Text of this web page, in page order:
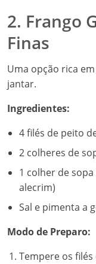
2. Frango
Finas
Uma opção rica
jantar.
Ingredientes:
4 filés de peito
2 colheres de
1 colher de
alecrim)
Sal e pimenta a
Modo de Preparo:
Tempere os